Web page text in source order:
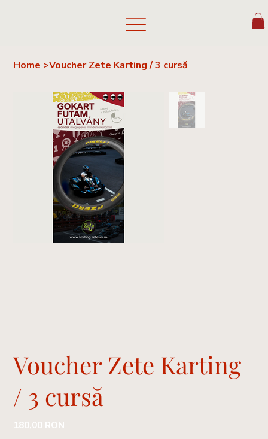
Home >Voucher Zete Karting / 3 cursă
Voucher Zete Karting
/ 3 cursă
Preț
180,00 RON